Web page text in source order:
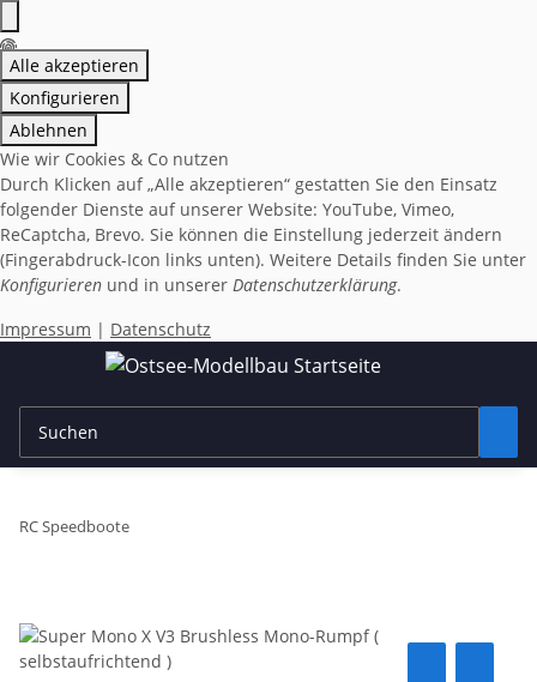
Alle akzeptieren
Konfigurieren
Ablehnen
Wie wir Cookies & Co nutzen
Durch Klicken auf „Alle akzeptieren“ gestatten Sie den Einsatz
folgender Dienste auf unserer Website: YouTube, Vimeo,
ReCaptcha, Brevo. Sie können die Einstellung jederzeit ändern
(Fingerabdruck-Icon links unten). Weitere Details finden Sie unter
Konfigurieren und in unserer Datenschutzerklärung.
Impressum | Datenschutz
RC Speedboote